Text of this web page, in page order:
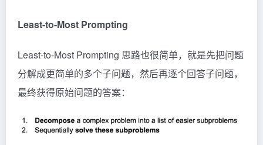
Least-to-Most Prompting
Least-to-Most Prompting 思路也很简单，就是先把问题
分解成更简单的多个子问题，然后再逐个回答子问题，
最终获得原始问题的答案：